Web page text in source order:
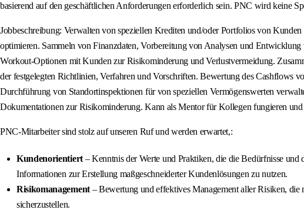
basierend auf den geschäftlichen Anforderungen erforderlich sein. PNC wird keine
Jobbeschreibung: Verwalten von speziellen Krediten und/oder Portfolios von
optimieren. Sammeln von Finanzdaten, Vorbereitung von Analysen und
Workout-Optionen mit Kunden zur Risikominderung und Verlustvermeidung.
der festgelegten Richtlinien, Verfahren und Vorschriften. Bewertung des Cashflows
Durchführung von Standortinspektionen für von speziellen Vermögenswerten
Dokumentationen zur Risikominderung. Kann als Mentor für Kollegen fungieren
PNC-Mitarbeiter sind stolz auf unseren Ruf und werden erwartet,:
Kundenorientiert– Kenntnis der Werte und Praktiken, die die Bedürfnisse und
Informationen zur Erstellung maßgeschneiderter Kundenlösungen zu nutzen.
Risikomanagement– Bewertung und effektives Management aller Risiken, die
sicherzustellen.